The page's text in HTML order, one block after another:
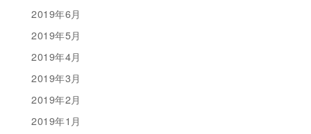
2019年6月
2019年5月
2019年4月
2019年3月
2019年2月
2019年1月